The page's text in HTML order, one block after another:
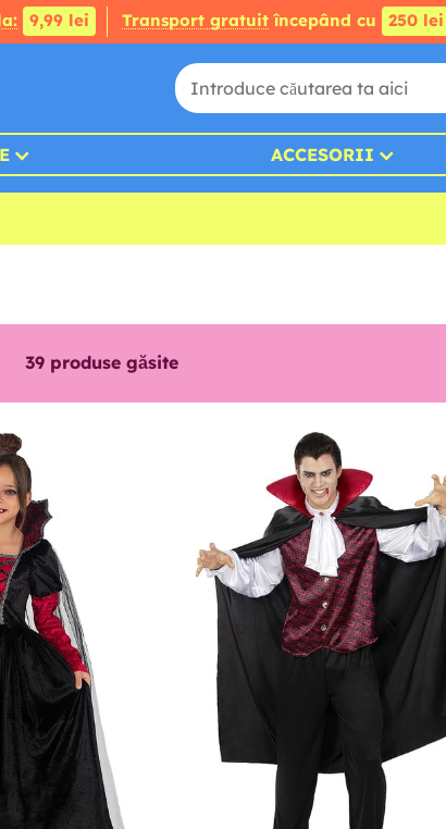
9,99 lei Transport gratuitîncepând cu 250 lei
ACCESORII
39 produse găsite